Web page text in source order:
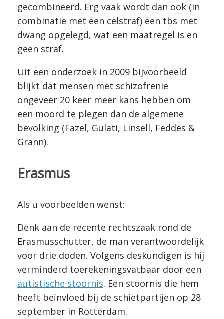
gecombineerd. Erg vaak wordt dan ook (in
combinatie met een celstraf) een tbs met
dwang opgelegd, wat een maatregel is en
geen straf.
Uit een onderzoek in 2009 bijvoorbeeld
blijkt dat mensen met schizofrenie
ongeveer 20 keer meer kans hebben om
een moord te plegen dan de algemene
bevolking (Fazel, Gulati, Linsell, Feddes &
Grann).
Erasmus
Als u voorbeelden wenst:
Denk aan de recente rechtszaak rond de
Erasmusschutter, de man verantwoordelijk
voor drie doden. Volgens deskundigen is hij
verminderd toerekeningsvatbaar door een
autistische stoornis. Een stoornis die hem
heeft beïnvloed bij de schietpartijen op 28
september in Rotterdam.